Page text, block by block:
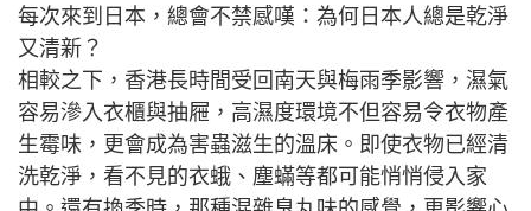
每次來到日本，總會不禁感嘆：為何日本人總是乾淨
又清新？
相較之下，香港長時間受回南天與梅雨季影響，濕氣
容易滲入衣櫃與抽屜，高濕度環境不但容易令衣物產
生霉味，更會成為害蟲滋生的溫床。即使衣物已經清
洗乾淨，看不見的衣蛾、塵蟎等都可能悄悄侵入家